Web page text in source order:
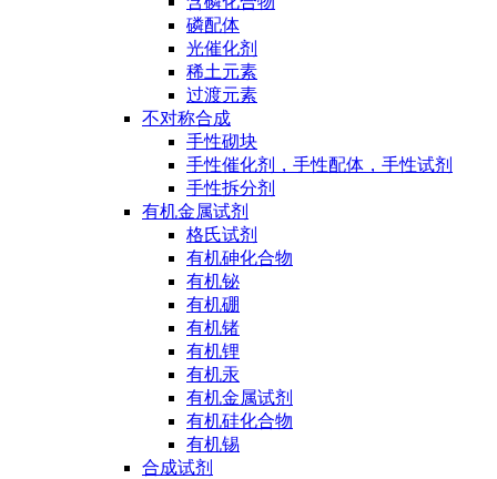
磷配体
光催化剂
稀土元素
过渡元素
不对称合成
手性砌块
手性催化剂，手性配体，手性试剂
手性拆分剂
有机金属试剂
格氏试剂
有机砷化合物
有机铋
有机硼
有机锗
有机锂
有机汞
有机金属试剂
有机硅化合物
有机锡
合成试剂